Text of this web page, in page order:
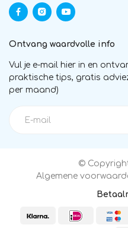
Ontvang waardvolle info
Vul je e-mail hier in en
praktische tips, gratis
per maand)
©
Algemene